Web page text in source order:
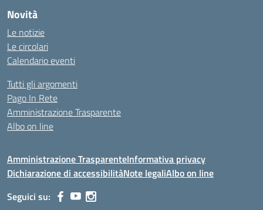
Novità
Le notizie
Le circolari
Calendario eventi
Tutti gli argomenti
Pago In Rete
Amministrazione Trasparente
Albo on line
Amministrazione TrasparenteInformativa privacy
Dichiarazione di accessibilitàNote legaliAlbo on line
Seguici su: